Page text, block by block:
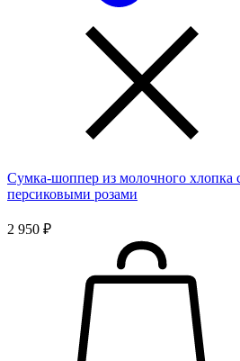
Сумка-шоппер из молочного хлопка
персиковыми розами
2 950 ₽